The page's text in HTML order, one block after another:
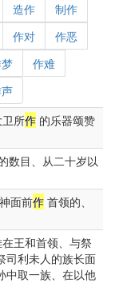
造作
制作
作对
作恶
作难
所作 的乐器颂赞
数目、从二十岁以
面前作 首领的、
王和首领、与祭
司利未人的族长面
中取一族、在以他